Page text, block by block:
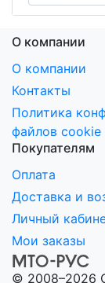
О компании
О компании
Контакты
Политика
файлов cookie
Покупателям
Оплата
Доставка и
Личный
Мои заказы
© 2008–2026